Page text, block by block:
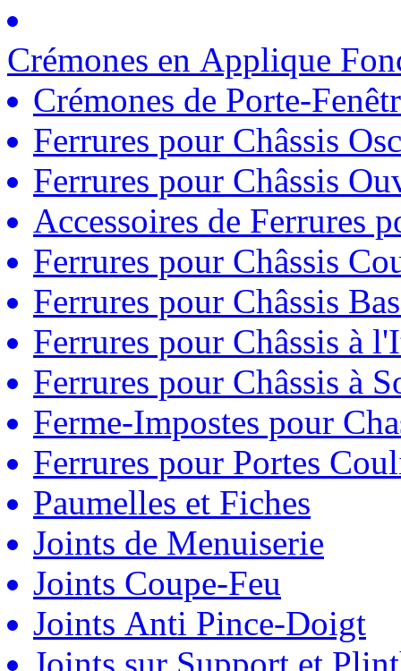
Crémones en Applique
Crémones de Porte-
Ferrures pour Châssis
Ferrures pour Châssis
Accessoires de Ferrures
Ferrures pour Châssis
Ferrures pour Châssis
Ferrures pour Châssis à
Ferrures pour Châssis à
Ferme-Impostes pour
Ferrures pour Portes
Paumelles et Fiches
Joints de Menuiserie
Joints Coupe-Feu
Joints Anti Pince-Doigt